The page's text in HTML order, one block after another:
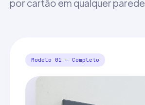
por cartão em qualquer parede.
Modelo 01 — Completo